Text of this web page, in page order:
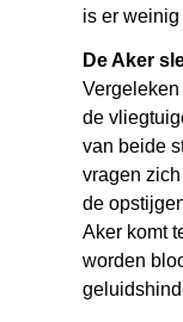
is er
De Aker
de
van beide
vragen
de
Aker komt
worden